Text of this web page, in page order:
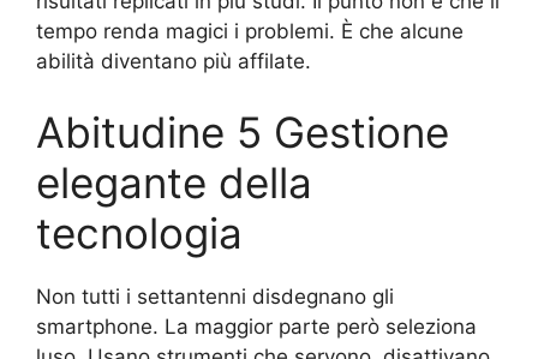
tempo renda magici i problemi. È che alcune
abilità diventano più affilate.
Abitudine 5 Gestione
elegante della
tecnologia
Non tutti i settantenni disdegnano gli
smartphone. La maggior parte però seleziona